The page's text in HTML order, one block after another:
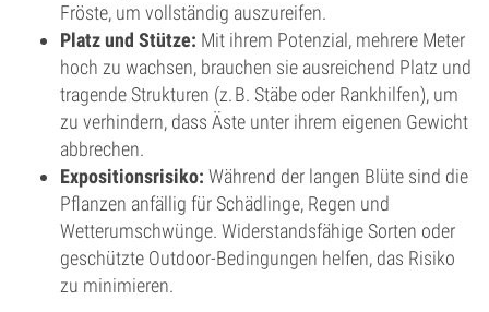
Fröste, um vollständig auszureifen.
Platz und Stütze: Mit ihrem Potenzial, mehrere Meter
hoch zu wachsen, brauchen sie ausreichend Platz und
tragende Strukturen (z. B. Stäbe oder Rankhilfen), um
zu verhindern, dass Äste unter ihrem eigenen Gewicht
abbrechen.
Expositionsrisiko: Während der langen Blüte sind die
Pflanzen anfällig für Schädlinge, Regen und
Wetterumschwünge. Widerstandsfähige Sorten oder
geschützte Outdoor-Bedingungen helfen, das Risiko
zu minimieren.